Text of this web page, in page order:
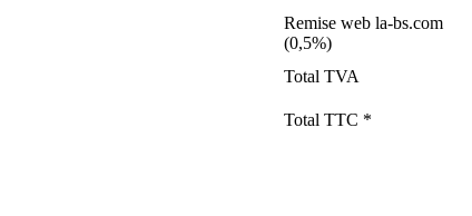
Remise web la-bs.com
(0,5%)
Total TVA
Total TTC *